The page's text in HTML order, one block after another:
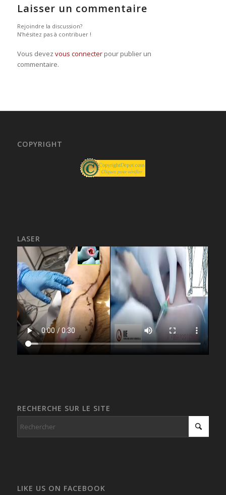
Laisser un commentaire
Rejoindre la discussion?
N’hésitez pas à contribuer !
Vous devez vous connecterpour publier un
commentaire.
COPYRIGHT
LASER
RECHERCHE SUR LE SITE
LIKE US ON FACEBOOK